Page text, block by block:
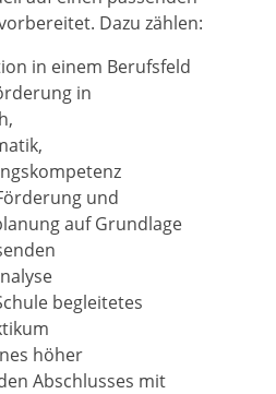
Dazu zählen:
in einem Berufsfeld
in
und
auf Grundlage
begleitetes
höher
Abschlusses mit